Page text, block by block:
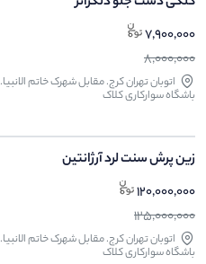
7,900,000
8,000,000
اتوبان تهران کرج. مقابل شهرک خاتم الانبیا.
باشگاه سوارکاری کلاک
زین پرش سنت لرد آرژانتین
120,000,000
125,000,000
اتوبان تهران کرج. مقابل شهرک خاتم الانبیا.
باشگاه سوارکاری کلاک